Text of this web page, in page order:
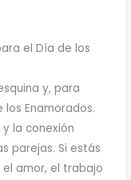
el Día de los
y, para
Enamorados.
la conexión
parejas. Si estás
amor, el trabajo